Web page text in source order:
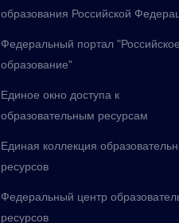
образования Российской
Федеральный портал "Российское
образование"
Единое окно доступа к
образовательным ресурсам
Единая коллекция
ресурсов
Федеральный центр
ресурсов